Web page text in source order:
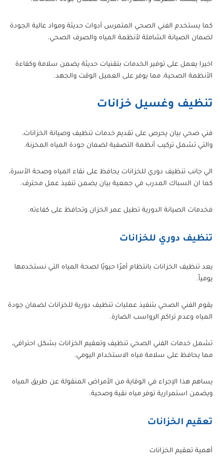
كما يستخدم الفني الصحي المتمرس أدوات حديثة ومواد عالية الجودة
لضمان الصيانة الشاملة لأنظمة المياه والصرف الصحي.
اخيرا يعمل على توفير الخدمات بتقنيات حديثة يضمن سلامة وكفاءة
الأنظمة الصحية، مما يوفر على العميل الوقت والجهد.
تنظيف وغسيل خزانات
فني صحي بيان يحرص على تقديم خدمات تنظيف وصيانة الخزانات،
والتي تشمل تركيب أنظمة التصفية لضمان جودة المياه المخزنة.
الي جانب تنظيف دوري للخزانات يحافظ على نقاء المياه وصحة الأسرة،
كما ان السباك المدرب في جمعية بيان يضمن تنفيذ عمل محترف.
فخدمات الصيانة الدورية تطيل عمر الخزان وتحافظ على كفاءته.
تنظيف دوري للخزانات
يعد تنظيف الخزانات بانتظام أمرًا حيويًا لصحة المياه التي نستخدمها
يومياً.
يقوم الفني الصحي بتنفيذ عمليات تنظيف دورية للخزانات لضمان جودة
المياه وعدم تراكم الرواسب الضارة.
تشمل خدمات الفني الصحي تنظيف وتعقيم الخزانات بشكل احترافي،
مما يحافظ على سلامة مياه الاستخدام اليومي.
يساهم هذا الإجراء في الوقاية من الأمراض المنقولة عن طريق المياه
ويضمن استمرارية توفر مياه نقية وصحية.
تعقيم الخزانات
أهمية تعقيم الخزانات